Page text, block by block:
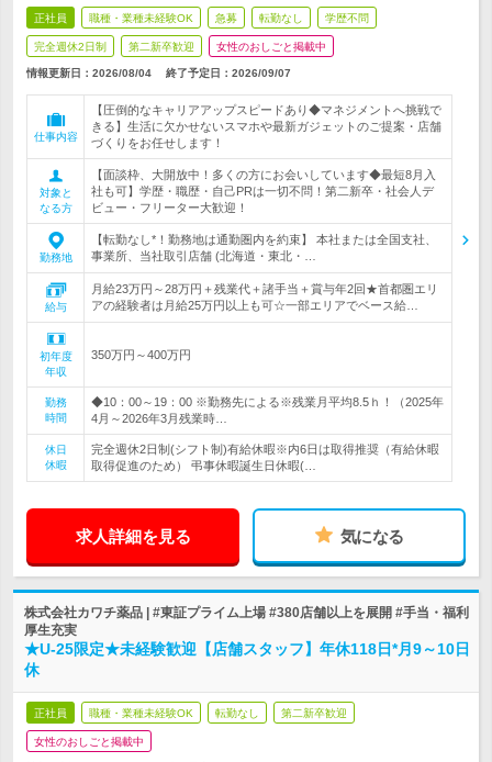
正社員 職種・業種未経験OK 急募 転勤なし 学歴不問
完全週休2日制 第二新卒歓迎 女性のおしごと掲載中
情報更新日：2026/08/04 終了予定日： 2026/09/07
仕事内容
【圧倒的なキャリアアップスピードあり◆マネジメントへ挑戦で
きる】生活に欠かせないスマホや最新ガジェットのご提案・店舗
づくりをお任せします！
対象と
なる方
【面談枠、大開放中！多くの方にお会いしています◆最短8月入
社も可】学歴・職歴・自己PRは一切不問！第二新卒・社会人デ
ビュー・フリーター大歓迎！
勤務地
【転勤なし*！勤務地は通勤圏内を約束】 本社または全国支社、
事業所、当社取引店舗 (北海道・東北・…
給与
月給23万円～28万円＋残業代＋諸手当＋賞与年2回★首都圏エリ
アの経験者は月給25万円以上も可☆一部エリアでベース給…
初年度
年収
350万円～400万円
勤務
時間
◆10：00～19：00 ※勤務先による※残業月平均8.5ｈ！（2025年
4月～2026年3月残業時…
休日
休暇
完全週休2日制(シフト制)有給休暇※内6日は取得推奨（有給休暇
取得促進のため） 弔事休暇誕生日休暇(…
求人詳細を見る 気になる
株式会社カワチ薬品 | #東証プライム上場 #380店舗以上を展開 #手当・福利
厚生充実
★U-25限定★未経験歓迎【店舗スタッフ】年休118日*月9～10日
休
正社員 職種・業種未経験OK 転勤なし 第二新卒歓迎
女性のおしごと掲載中